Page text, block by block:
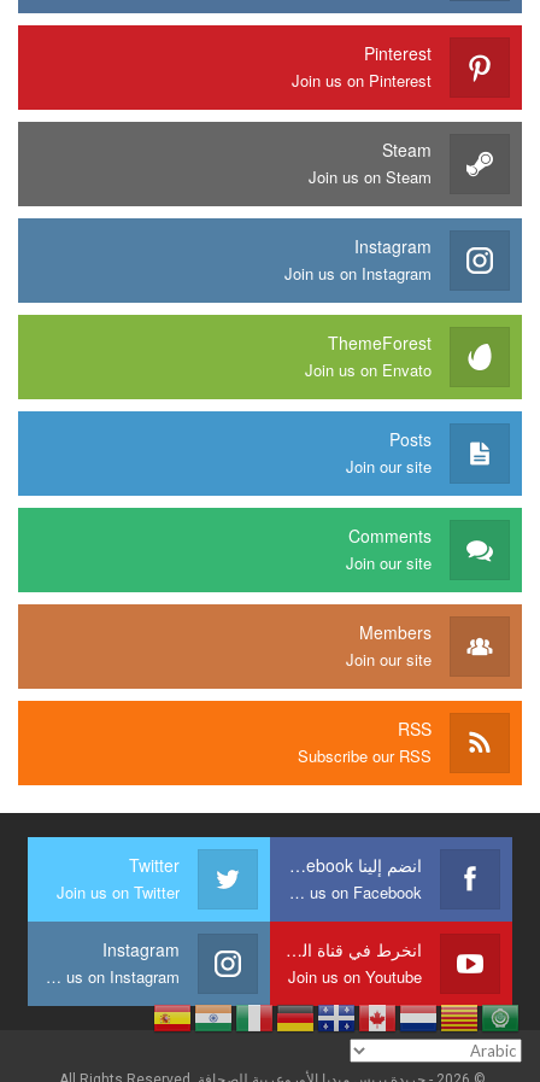
Pinterest
Join us on Pinterest
Steam
Join us on Steam
Instagram
Join us on Instagram
ThemeForest
Join us on Envato
Posts
Join our site
Comments
Join our site
Members
Join our site
RSS
Subscribe our RSS
انضم إلينا Facebook
Join us on Facebook
Twitter
Join us on Twitter
انخرط في قناة الشبكة
Join us on Youtube
Instagram
Join us on Instagram